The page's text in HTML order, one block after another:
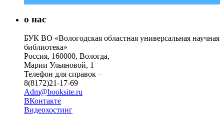
о нас
БУК ВО «Вологодская областная универсальная научная
библиотека»
Россия, 160000, Вологда,
Марии Ульяновой, 1
Телефон для справок –
8(8172)21-17-69
Adm@booksite.ru
ВКонтакте
Видеохостинг